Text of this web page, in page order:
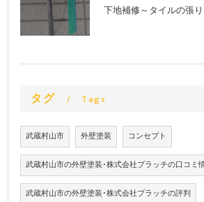
下地補修～タイルの張
タグ Tags
武蔵村山市 外壁塗装 コンセプト
武蔵村山市の外壁塗装･株式会社ブラッチの口コミ
武蔵村山市の外壁塗装･株式会社ブラッチの評判